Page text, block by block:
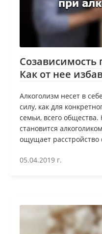
Созависимость
Как от нее
Алкоголизм несет в
силу, как для
семьи, всего
становится
ощущает
05.04.2019 г.